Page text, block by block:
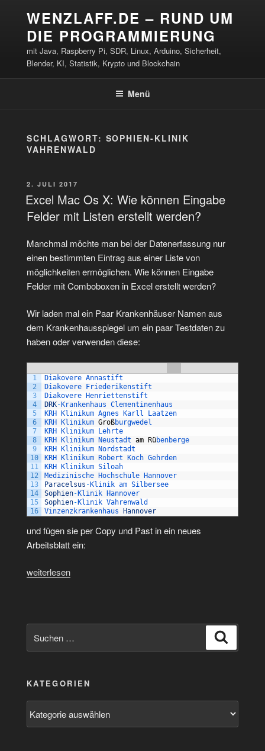
springen
WENZLAFF.DE – RUND UM
DIE PROGRAMMIERUNG
mit Java, Raspberry Pi, SDR, Linux, Arduino, Sicherheit,
Blender, KI, Statistik, Krypto und Blockchain
Menü
SCHLAGWORT: SOPHIEN-KLINIK
VAHRENWALD
VERÖFFENTLICHT
AM
2. JULI 2017
Excel Mac Os X: Wie können Eingabe
Felder mit Listen erstellt werden?
Manchmal möchte man bei der Datenerfassung nur
einen bestimmten Eintrag aus einer Liste von
möglichkeiten ermöglichen. Wie können Eingabe
Felder mit Comboboxen in Excel erstellt werden?
Wir laden mal ein Paar Krankenhäuser Namen aus
dem Krankenhausspiegel um ein paar Testdaten zu
haben oder verwenden diese:
1
2
3
4
5
6
7
8
9
10
11
12
13
14
15
16
Diakovere Annastift
Diakovere Friederikenstift
Diakovere Henriettenstift
DRK-Krankenhaus Clementinenhaus
KRH Klinikum Agnes Karll Laatzen
KRH Klinikum Großburgwedel
KRH Klinikum Lehrte
KRH Klinikum Neustadt am Rübenberge
KRH Klinikum Nordstadt
KRH Klinikum Robert Koch Gehrden
KRH Klinikum Siloah
Medizinische Hochschule Hannover
Paracelsus -Klinik am Silbersee
Sophien-Klinik Hannover
Sophien-Klinik Vahrenwald
Vinzenzkrankenhaus Hannover
und fügen sie per Copy und Past in ein neues
Arbeitsblatt ein:
„Excel
Wie
können
mit
Listen
erstellt
werden?“
weiterlesen
nach:
KATEGORIEN